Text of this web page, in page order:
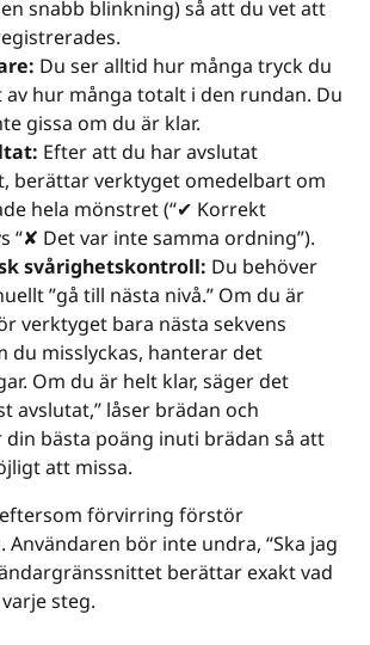
snabb blinkning) så att du vet att
Du ser alltid hur många tryck du
av hur många totalt i den rundan. Du
gissa om du är klar.
Efter att du har avslutat
berättar verktyget omedelbart om
hela mönstret (“✔ Korrekt
“✘ Det var inte samma ordning”).
svårighetskontroll: Du behöver
”gå till nästa nivå.” Om du är
verktyget bara nästa sekvens
du misslyckas, hanterar det
Om du är helt klar, säger det
avslutat,” låser brädan och
din bästa poäng inuti brädan så att
att missa.
förvirring förstör
bör inte undra, “Ska jag
berättar exakt vad
steg.